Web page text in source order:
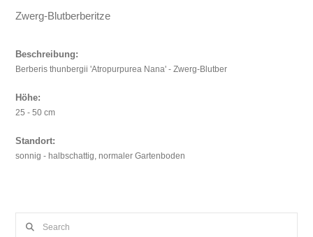
Zwerg-Blutberberitze
Beschreibung:
Berberis thunbergii 'Atropurpurea Nana' - Zwerg-Blutber
Höhe:
25 - 50 cm
Standort:
sonnig - halbschattig, normaler Gartenboden